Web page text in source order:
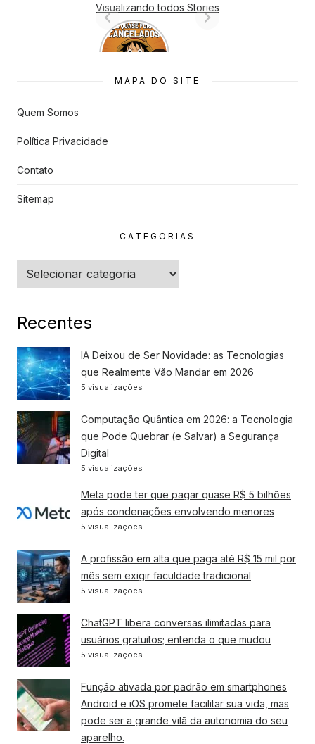
Visualizando todos Stories
7 Animes
que quase
s
MAPA DO SITE
Quem Somos
Política Privacidade
Contato
Sitemap
CATEGORIAS
Categorias
Recentes
IA Deixou de Ser Novidade: as Tecnologias
que Realmente Vão Mandar em 2026
5 visualizações
Computação Quântica em 2026: a Tecnologia
que Pode Quebrar (e Salvar) a Segurança
Digital
5 visualizações
Meta pode ter que pagar quase R$ 5 bilhões
após condenações envolvendo menores
5 visualizações
A profissão em alta que paga até R$ 15 mil por
mês sem exigir faculdade tradicional
5 visualizações
ChatGPT libera conversas ilimitadas para
usuários gratuitos; entenda o que mudou
5 visualizações
Função ativada por padrão em smartphones
Android e iOS promete facilitar sua vida, mas
pode ser a grande vilã da autonomia do seu
aparelho.